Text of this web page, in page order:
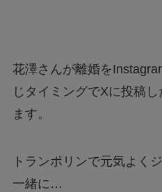
花澤さんが離婚を
じタイミングでXに投稿
ます。
トランポリンで元気よく
一緒に…